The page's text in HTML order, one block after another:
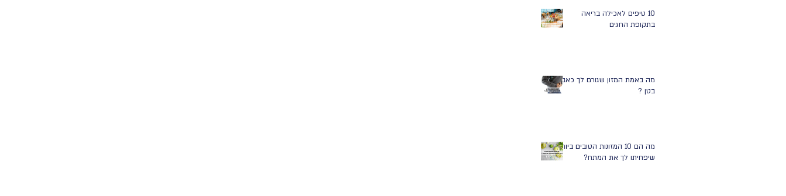
10 טיפים לאכילה בריאה
בתקופת החגים
מה באמת המזון שגורם לך כאבי
בטן ?
מה הם 10 המזונות הטובים ביותר
שיפחיתו לך את המתח?